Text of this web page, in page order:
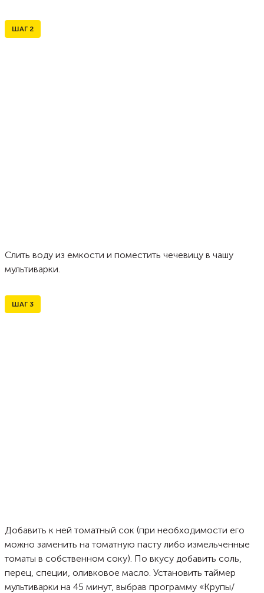
ШАГ 2
Слить воду из емкости и поместить чечевицу в чашу
мультиварки.
ШАГ 3
Добавить к ней томатный сок (при необходимости его
можно заменить на томатную пасту либо измельченные
томаты в собственном соку). По вкусу добавить соль,
перец, специи, оливковое масло. Установить таймер
мультиварки на 45 минут, выбрав программу «Крупы/